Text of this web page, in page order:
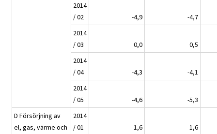
2014
/ 02
-4,9
-4,7
2014
/ 03
0,0
0,5
2014
/ 04
-4,3
-4,1
2014
/ 05
-4,6
-5,3
D Försörjning av
el, gas, värme och
2014
/ 01
1,6
1,6